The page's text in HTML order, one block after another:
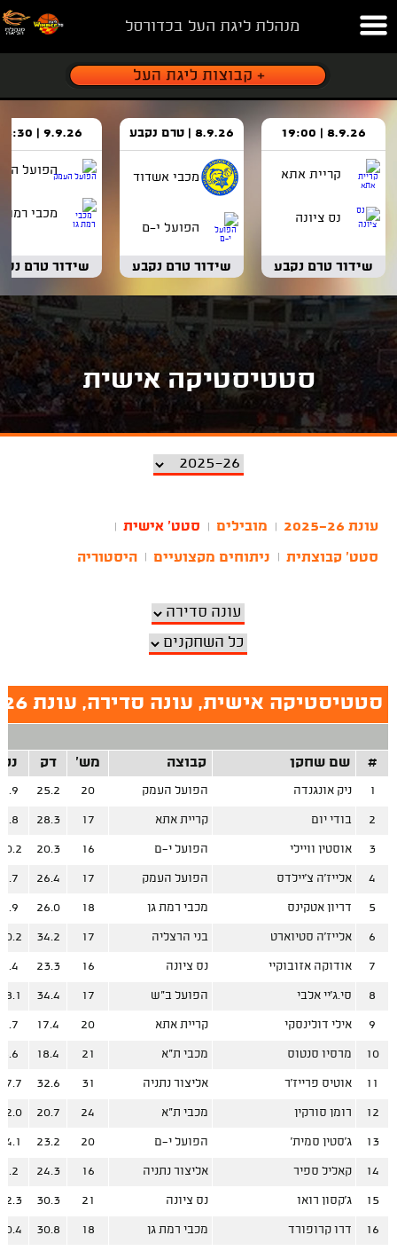
מנהלת ליגת העל בכדורסל
8.9.26 | 19:00
קריית אתא
נס ציונה
שידור טרם נקבע
8.9.26 | טרם נקבע
מכבי אשדוד
הפועל י-ם
שידור טרם נקבע
9.9.26 | 18:30
הפועל
מכבי רמת
שידור טרם
סטטיסטיקה אישית
עונת 2025-26 מובילים סטט' אישית
סטט' קבוצתית ניתוחים מקצועיים היסטוריה
סטטיסטיקה אישית, עונה סדירה, עונת 2025-26
# שם שחקן קבוצה מש' דק נק
1 ניק אונגנדה הפועל העמק 20
25.2
9.9
2 בודי יום קריית אתא 17
28.3
9.8
3 אוסטין וויילי הפועל י-ם 16
20.3
4 אלייז'ה צ'יילדס הפועל העמק 17
26.4
9.7
5 דריון אטקינס מכבי רמת גן 18
26.0
9.9
6 אלייז'ה סטיוארט בני הרצליה 17
34.2
7 אודוקה אזובוקיי נס ציונה 16
23.3
9.4
8 סי.ג'יי אלבי הפועל ב"ש 17
34.4
18.1
9 אילי דולינסקי קריית אתא 20
17.4
7.7
10 מרסיו סנטוס מכבי ת"א 21
18.4
8.6
11 אוטיס פרייז'ר אליצור נתניה 31
32.6
12 רומן סורקין מכבי ת"א 24
20.7
13 ג'סטין סמית' הפועל י-ם 20
23.2
14.1
14 קאליל ספיר אליצור נתניה 16
24.3
9.2
15 ג'קסון רואו נס ציונה 21
30.3
16 דרו קרופורד מכבי רמת גן 18
30.8